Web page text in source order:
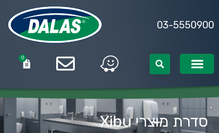
03-5550900
0
0
סדרת מוצרי Xibu